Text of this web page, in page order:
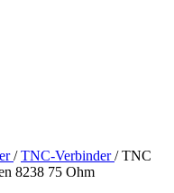
/ TNC-Verbinder/ TNC
8238 75 Ohm